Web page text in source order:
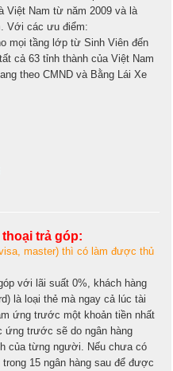
Việt Nam từ năm 2009 và là
Với các ưu điểm:
mọi tầng lớp từ Sinh Viên đến
cả 63 tỉnh thành của Việt Nam
theo CMND và Bằng Lái Xe
thoại trả góp:
master) thì có làm được thủ
với lãi suất 0%, khách hàng
là loại thẻ mà ngay cả lúc tài
ứng trước một khoản tiền nhất
ứng trước sẽ do ngân hàng
của từng người. Nếu chưa có
15 ngân hàng sau để được